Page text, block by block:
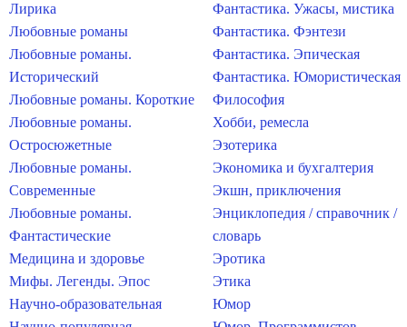
Лирика
Любовные романы
Любовные романы.
Исторический
Любовные романы. Короткие
Любовные романы.
Остросюжетные
Любовные романы.
Современные
Любовные романы.
Фантастические
Медицина и здоровье
Мифы. Легенды. Эпос
Научно-образовательная
Фантастика. Ужасы, мистика
Фантастика. Фэнтези
Фантастика. Эпическая
Фантастика. Юмористическая
Философия
Хобби, ремесла
Эзотерика
Экономика и бухгалтерия
Экшн, приключения
Энциклопедия / справочник /
словарь
Эротика
Этика
Юмор